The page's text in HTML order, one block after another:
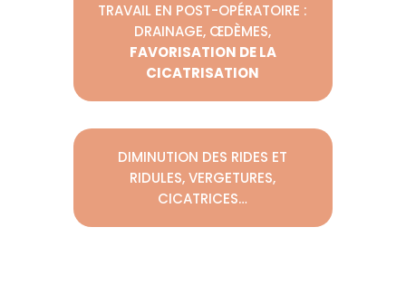
TRAVAIL EN POST-OPÉRATOIRE :
DRAINAGE, ŒDÈMES,
FAVORISATION DE LA
CICATRISATION
DIMINUTION DES RIDES ET
RIDULES, VERGETURES,
CICATRICES…